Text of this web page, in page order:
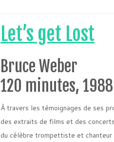
Let’s get Lost
Bruce Weber
120 minutes, 1988
À travers les témoignages de ses
des extraits de films et des
du célèbre trompettiste et chanteur